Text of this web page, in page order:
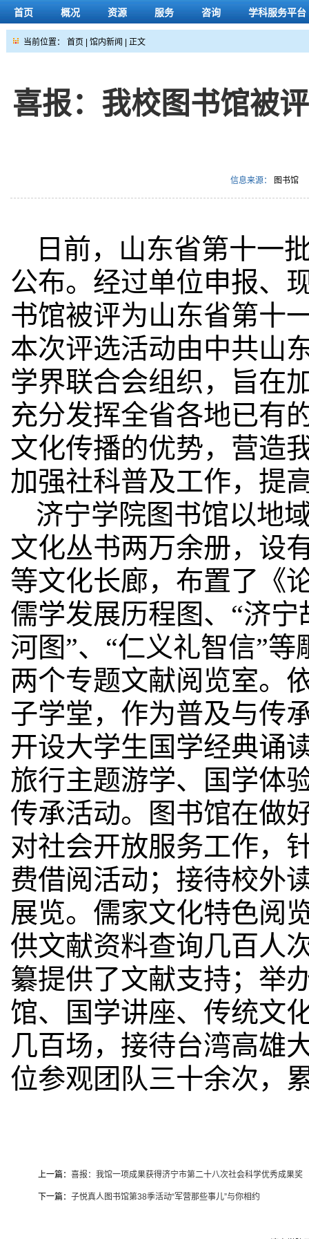
首页 概况 资源 服务 咨询 学科服务平台
当前位置： 首页 馆内新闻 | 正文
喜报：我校图书馆被
信息来源： 图书馆
日前，山东省第十一
公布。经过单位申报、
书馆被评为山东省第十
本次评选活动由中共山
学界联合会组织，旨在
充分发挥全省各地已有
文化传播的优势，营造
加强社科普及工作，提
济宁学院图书馆以地
文化丛书两万余册，设
等文化长廊，布置了《
儒学发展历程图、“济宁
河图”、“仁义礼智信”
两个专题文献阅览室。
子学堂，作为普及与传
开设大学生国学经典诵
旅行主题游学、国学体
传承活动。图书馆在做
对社会开放服务工作，
费借阅活动；接待校外
展览。儒家文化特色阅
供文献资料查询几百人
纂提供了文献支持；举
馆、国学讲座、传统文
几百场，接待台湾高雄
位参观团队三十余次，
上一篇： 喜报：我馆一项成果获得济宁市第二十八次社会科学优秀成果奖
下一篇： 子悦真人图书馆第38季活动“军营那些事儿”与你相约